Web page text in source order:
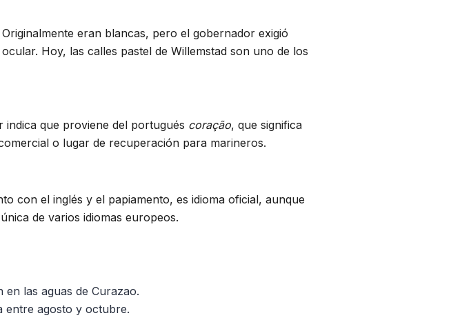
eran blancas, pero el gobernador exigió
Hoy, las calles pastel de Willemstad son uno de los
que proviene del portugués coração, que significa
o lugar de recuperación para marineros.
con el inglés y el papiamento, es idioma oficial, aunque
de varios idiomas europeos.
en las aguas de Curazao.
entre agosto y octubre.